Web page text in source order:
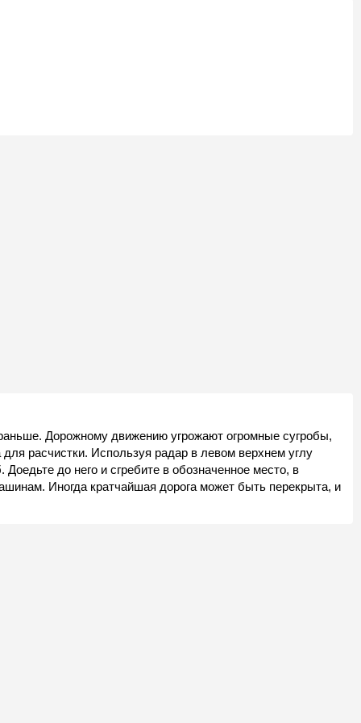
Дорожному движению угрожают огромные сугробы,
расчистки. Используя радар в левом верхнем углу
Доедьте до него и сгребите в обозначенное место, в
Иногда кратчайшая дорога может быть перекрыта, и